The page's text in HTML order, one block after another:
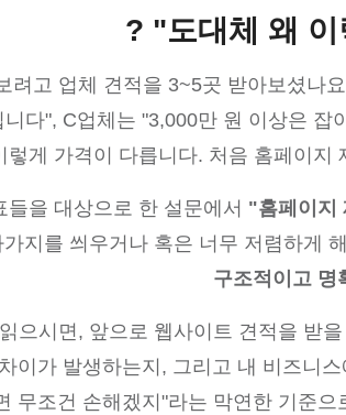
? "도대체 왜
려고 업체 견적을 3~5곳 받아보셨나
다", C업체는 "3,000만 원 이상은
렇게 가격이 다릅니다. 처음 홈페이지
을 대상으로 한 설문에서 "홈페이지
지를 씌우거나 혹은 너무 저렴하게
구조적이고 명
으시면, 앞으로 웹사이트 견적을 받
이가 발생하는지, 그리고 내 비즈니
무조건 손해겠지"라는 막연한 기준